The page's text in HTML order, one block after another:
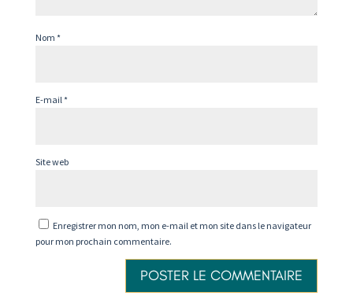
Nom *
E-mail *
Site web
Enregistrer mon nom, mon e-mail et mon site dans le navigateur
pour mon prochain commentaire.